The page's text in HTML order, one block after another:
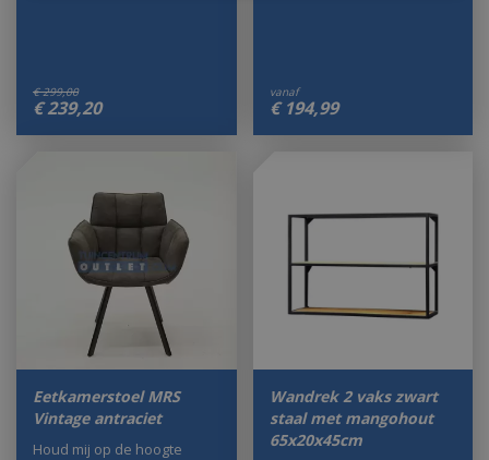
€ 299,00
€239,20
vanaf
€ 194,99
Eetkamerstoel MRS
Vintage antraciet
Houd mij op de hoogte
Wandrek 2 vaks zwart
staal met mangohout
65x20x45cm